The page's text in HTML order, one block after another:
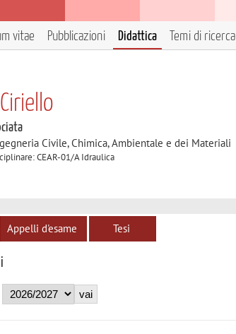
vitae Pubblicazioni Didattica Temi di ricerca
Civile, Chimica, Ambientale e dei Materiali
CEAR-01/A Idraulica
Appelli d'esame Tesi